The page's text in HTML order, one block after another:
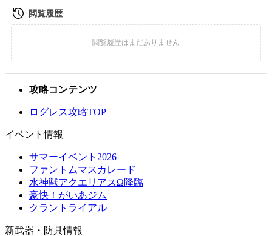
攻略コンテンツ
ログレス攻略TOP
イベント情報
サマーイベント2026
ファントムマスカレード
水神獣アクエリアスΩ降臨
豪快！がいあジム
クラントライアル
新武器・防具情報